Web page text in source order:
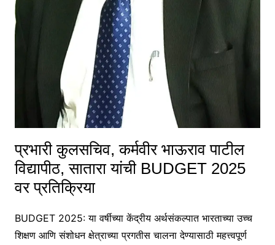
प्रभारी कुलसचिव, कर्मवीर भाऊराव पाटील
विद्यापीठ, सातारा यांची BUDGET 2025
वर प्रतिक्रिया
BUDGET 2025: या वर्षीच्या केंद्रीय अर्थसंकल्पात भारताच्या उच्च
शिक्षण आणि संशोधन क्षेत्राच्या प्रगतीस चालना देण्यासाठी महत्त्वपूर्ण